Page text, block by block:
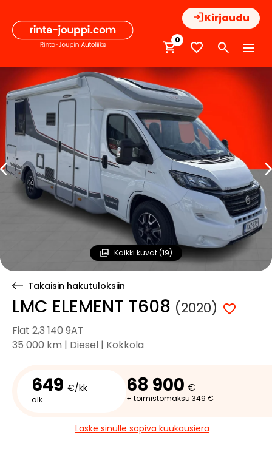
sisältöön
Kirjaudu
0
Kaikki kuvat (19)
Takaisin hakutuloksiin
LMC ELEMENT T608 (2020)
Fiat 2,3 140 9AT
35 000 km | Diesel | Kokkola
649 €/kk
alk.
68 900 €
+ toimistomaksu 349 €
Laske sinulle sopiva kuukausierä